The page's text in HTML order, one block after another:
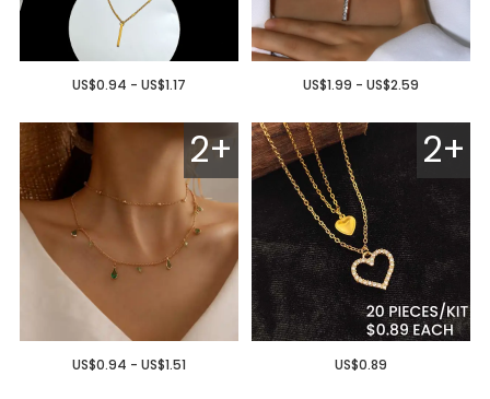
US$1.99 - US$2.59
US$0.94 - US$1.17
2+
US$0.89
2+
US$0.94 - US$1.51